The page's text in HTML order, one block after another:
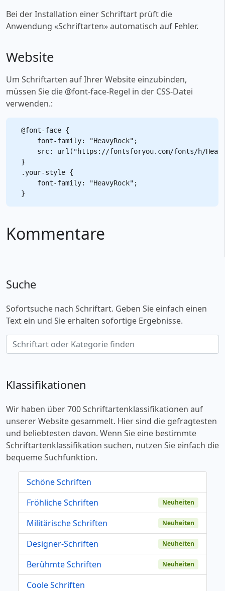
Bei der Installation einer Schriftart prüft die
Anwendung «‎Schriftarten» automatisch auf Fehler.
Website
Um Schriftarten auf Ihrer Website einzubinden,
müssen Sie die @font-face-Regel in der CSS-Datei
verwenden.:
@font-face {
    font-family: "HeavyRock";
src: url("https://fontsforyou.com/fonts/h/
}
.your-style {
    font-family: "HeavyRock";
Kommentare
Suche
Sofortsuche nach Schriftart. Geben Sie einfach einen
Text ein und Sie erhalten sofortige Ergebnisse.
Klassifikationen
Wir haben über 700 Schriftartenklassifikationen auf
unserer Website gesammelt. Hier sind die gefragtesten
und beliebtesten davon. Wenn Sie eine bestimmte
Schriftartenklassifikation suchen, nutzen Sie einfach die
bequeme Suchfunktion.
Schöne Schriften
Fröhliche Schriften
Neuheiten
Militärische Schriften Neuheiten
Designer-Schriften Neuheiten
Berühmte Schriften Neuheiten
Coole Schriften